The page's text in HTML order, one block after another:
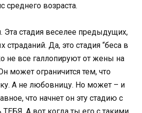
среднего возраста.
Эта стадия веселее предыдущих,
Да, это стадия “беса в
не все галлопируют от жены на
может ограничится тем, что
А не любовницу. Но может – и
что начнет он эту стадию с